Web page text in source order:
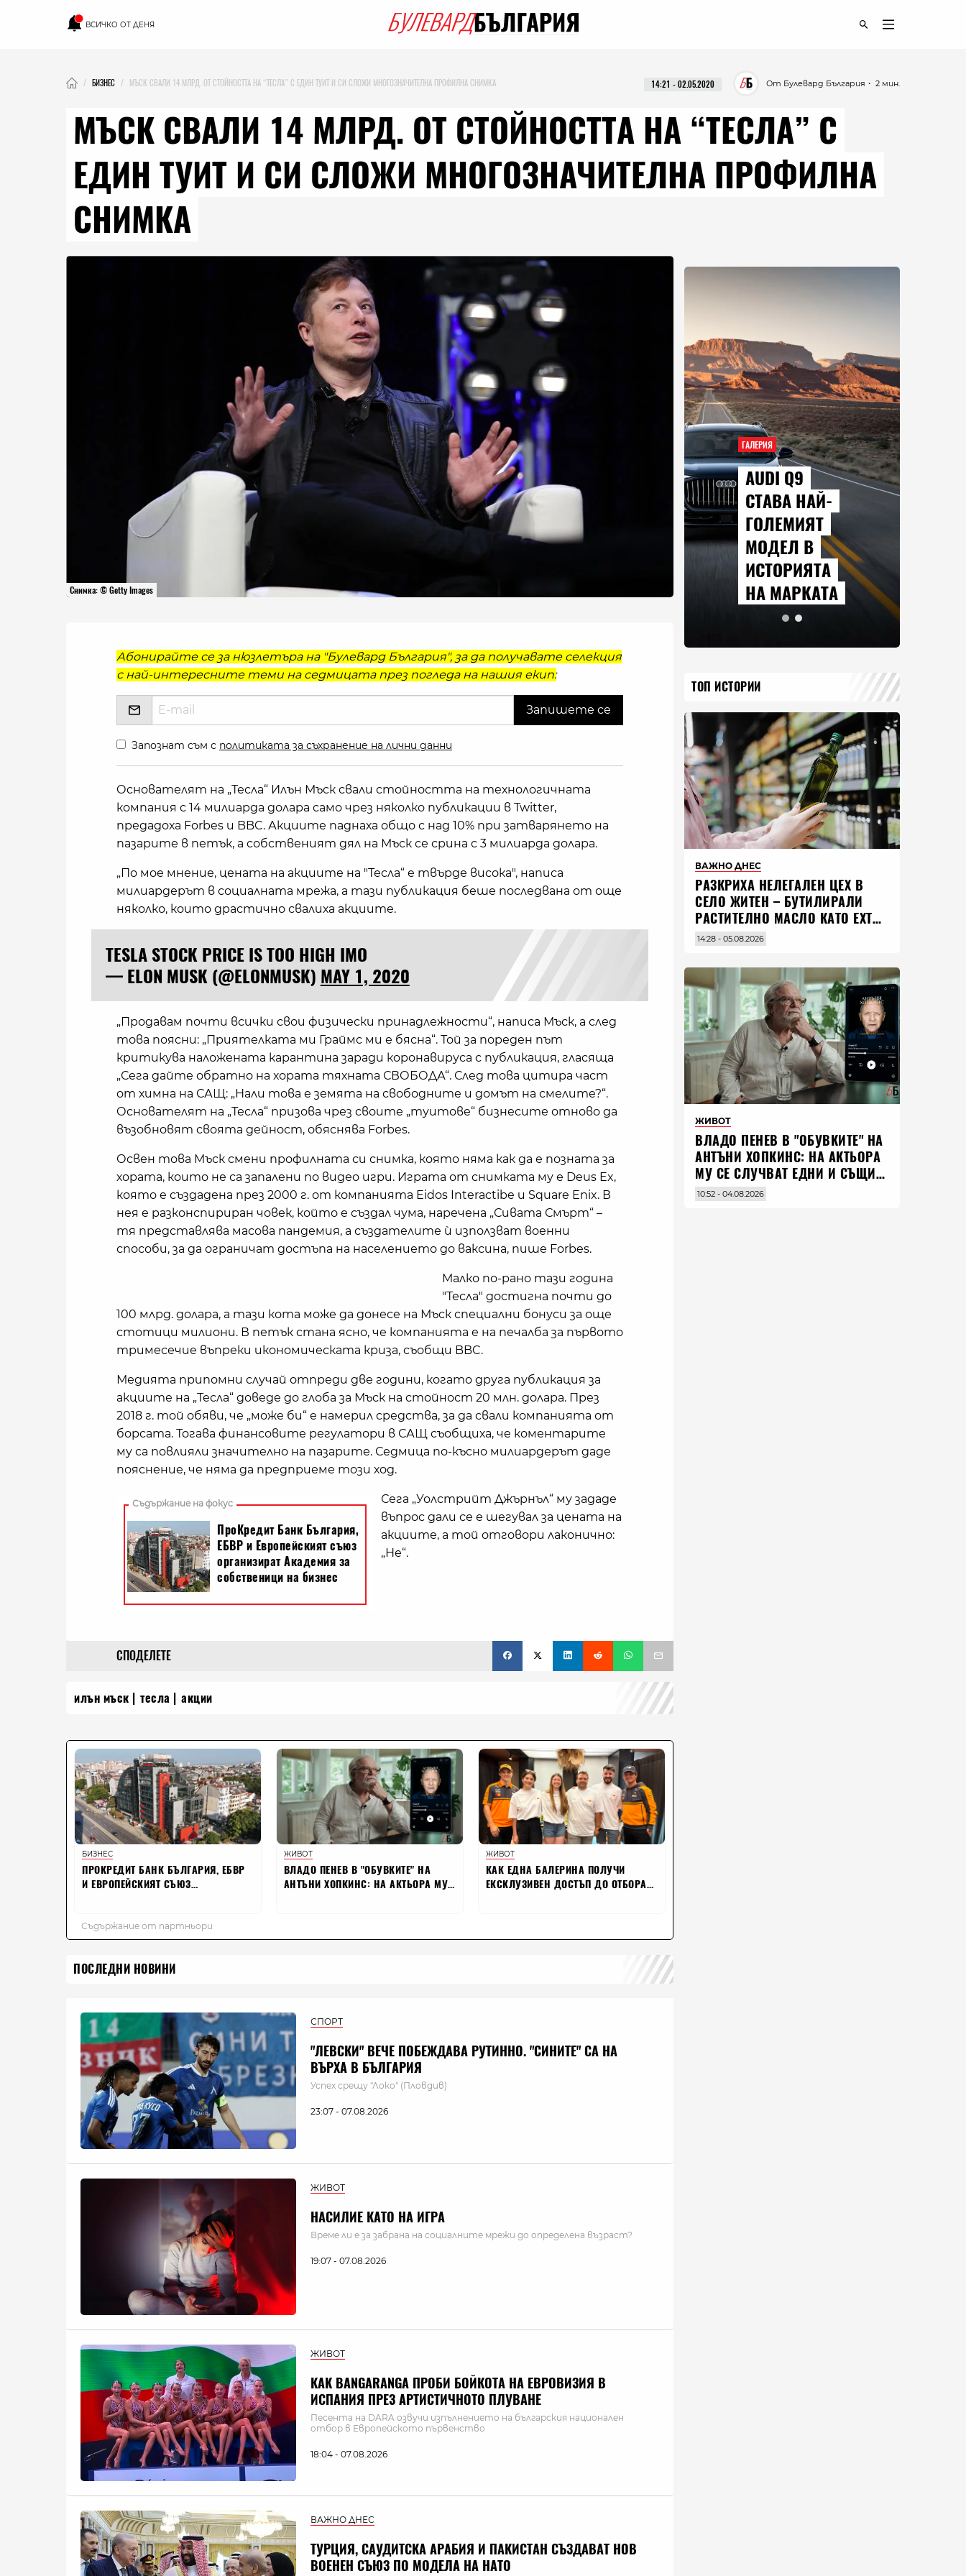
ВСИЧКО ОТ ДЕНЯ
БИЗНЕС МЪСК СВАЛИ 14 МЛРД. ОТ СТОЙНОСТТА НА “ТЕСЛА” С ЕДИН ТУИТ И СИ СЛОЖИ МНОГОЗНАЧИТЕЛНА ПРОФИЛНА СНИМКА ・ 2 мин.
От Булевард България
14:21 - 02.05.2020
МЪСК СВАЛИ 14 МЛРД. ОТ СТОЙНОСТТА НА “ТЕСЛА” С
ЕДИН ТУИТ И СИ СЛОЖИ МНОГОЗНАЧИТЕЛНА ПРОФИЛНА
СНИМКА
Снимка: © Getty Images
Абонирайте се за нюзлетъра на "Булевард България", за да получавате селекция
с най-интересните теми на седмицата през погледа на нашия екип:
Запознат съм с политиката за съхранение на лични данни
Основателят на „Тесла“ Илън Мъск свали стойността на технологичната
компания с 14 милиарда долара само чрез няколко публикации в Twitter,
предадоха Forbes и BBC. Акциите паднаха общо с над 10% при затварянето на
пазарите в петък, а собственият дял на Мъск се срина с 3 милиарда долара.
„По мое мнение, цената на акциите на "Тесла“ е твърде висока", написа
милиардерът в социалната мрежа, а тази публикация беше последвана от още
няколко, които драстично свалиха акциите.
TESLA STOCK PRICE IS TOO HIGH IMO
— ELON MUSK (@ELONMUSK) MAY 1, 2020
„Продавам почти всички свои физически принадлежности“, написа Мъск, а след
това поясни: „Приятелката ми Граймс ми е бясна“. Той за пореден път
критикува наложената карантина заради коронавируса с публикация, гласяща
„Сега дайте обратно на хората тяхната СВОБОДА“. След това цитира част
от химна на САЩ: „Нали това е земята на свободните и домът на смелите?“.
Основателят на „Тесла“ призова чрез своите „туитове“ бизнесите отново да
възобновят своята дейност, обяснява Forbes.
Освен това Мъск смени профилната си снимка, която няма как да е позната за
хората, които не са запалени по видео игри. Играта от снимката му е Deus Ex,
която е създадена през 2000 г. от компанията Eidos Interactibe и Square Enix. В
нея е разконспириран човек, който е създал чума, наречена „Сивата Смърт“ –
тя представлява масова пандемия, а създателите ѝ използват военни
способи, за да ограничат достъпа на населението до ваксина, пише Forbes.
Малко по-рано тази година
"Тесла" достигна почти до
100 млрд. долара, а тази кота може да донесе на Мъск специални бонуси за още
стотици милиони. В петък стана ясно, че компанията е на печалба за първото
тримесечие въпреки икономическата криза, съобщи BBC.
Медията припомни случай отпреди две години, когато друга публикация за
акциите на „Тесла“ доведе до глоба за Мъск на стойност 20 млн. долара. През
2018 г. той обяви, че „може би“ е намерил средства, за да свали компанията от
борсата. Тогава финансовите регулатори в САЩ съобщиха, че коментарите
му са повлияли значително на пазарите. Седмица по-късно милиардерът даде
пояснение, че няма да предприеме този ход.
Сега „Уолстрийт Джърнъл“ му зададе
въпрос дали се е шегувал за цената на
акциите, а той отговори лаконично:
„Не“.
СПОДЕЛЕТЕ
илън мъск тесла акции
ПОСЛЕДНИ НОВИНИ
СПОРТ
"ЛЕВСКИ" ВЕЧЕ ПОБЕЖДАВА РУТИННО. "СИНИТЕ" СА НА
ВЪРХА В БЪЛГАРИЯ
Успех срещу "Локо" (Пловдив)
23:07 - 07.08.2026
ЖИВОТ
НАСИЛИЕ КАТО НА ИГРА
Време ли е за забрана на социалните мрежи до определена възраст?
19:07 - 07.08.2026
ЖИВОТ
КАК BANGARANGA ПРОБИ БОЙКОТА НА ЕВРОВИЗИЯ В
ИСПАНИЯ ПРЕЗ АРТИСТИЧНОТО ПЛУВАНЕ
Песента на DARA озвучи изпълнението на българския национален
отбор в Европейското първенство
18:04 - 07.08.2026
ВАЖНО ДНЕС
ТУРЦИЯ, САУДИТСКА АРАБИЯ И ПАКИСТАН СЪЗДАВАТ НОВ
ВОЕНЕН СЪЮЗ ПО МОДЕЛА НА НАТО
ГАЛЕРИЯ
AUDI Q9
СТАВА НАЙ-
ГОЛЕМИЯТ
МОДЕЛ В
ИСТОРИЯТА
НА МАРКАТА
ТОП ИСТОРИИ
ВАЖНО ДНЕС
РАЗКРИХА НЕЛЕГАЛЕН ЦЕХ В
СЕЛО ЖИТЕН – БУТИЛИРАЛИ
РАСТИТЕЛНО МАСЛО КАТО EXTRA
VIRGIN ЗЕХТИН
14:28 - 05.08.2026
ЖИВОТ
ВЛАДO ПЕНЕВ В "ОБУВКИТЕ" НА
АНТЪНИ ХОПКИНС: НА АКТЬОРА
МУ СЕ СЛУЧВАТ ЕДНИ И СЪЩИ
НЕЩА ПО ЦЕЛИЯ СВЯТ
10:52 - 04.08.2026